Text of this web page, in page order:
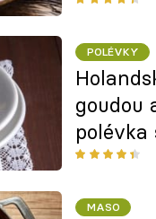
POLÉVKY
goudou
MASO